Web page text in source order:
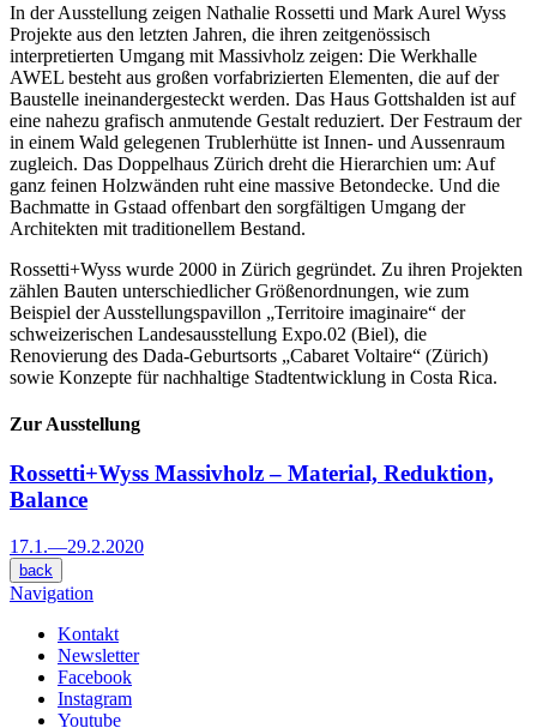
In der Ausstellung zeigen Nathalie Rossetti und Mark Aurel Wyss
Projekte aus den letzten Jahren, die ihren zeitgenössisch
interpretierten Umgang mit Massivholz zeigen: Die Werkhalle
AWEL besteht aus großen vorfabrizierten Elementen, die auf der
Baustelle ineinandergesteckt werden. Das Haus Gottshalden ist auf
eine nahezu grafisch anmutende Gestalt reduziert. Der Festraum der
in einem Wald gelegenen Trublerhütte ist Innen- und Aussenraum
zugleich. Das Doppelhaus Zürich dreht die Hierarchien um: Auf
ganz feinen Holzwänden ruht eine massive Betondecke. Und die
Bachmatte in Gstaad offenbart den sorgfältigen Umgang der
Architekten mit traditionellem Bestand.
Rossetti+Wyss wurde 2000 in Zürich gegründet. Zu ihren Projekten
zählen Bauten unterschiedlicher Größenordnungen, wie zum
Beispiel der Ausstellungspavillon „Territoire imaginaire“ der
schweizerischen Landesausstellung Expo.02 (Biel), die
Renovierung des Dada-Geburtsorts „Cabaret Voltaire“ (Zürich)
sowie Konzepte für nachhaltige Stadtentwicklung in Costa Rica.
Zur Ausstellung
Rossetti+Wyss Massivholz – Material, Reduktion,
Balance
17.1.—29.2.2020
back
Navigation
Kontakt
Newsletter
Facebook
Instagram
Youtube